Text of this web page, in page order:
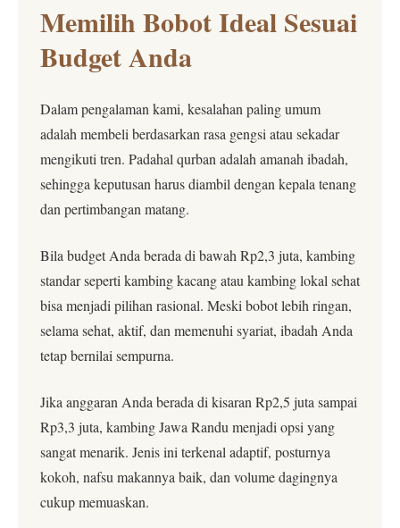
Memilih Bobot Ideal Sesuai
Budget Anda
Dalam pengalaman kami, kesalahan paling umum
adalah membeli berdasarkan rasa gengsi atau sekadar
mengikuti tren. Padahal qurban adalah amanah ibadah,
sehingga keputusan harus diambil dengan kepala tenang
dan pertimbangan matang.
Bila budget Anda berada di bawah Rp2,3 juta, kambing
standar seperti kambing kacang atau kambing lokal sehat
bisa menjadi pilihan rasional. Meski bobot lebih ringan,
selama sehat, aktif, dan memenuhi syariat, ibadah Anda
tetap bernilai sempurna.
Jika anggaran Anda berada di kisaran Rp2,5 juta sampai
Rp3,3 juta, kambing Jawa Randu menjadi opsi yang
sangat menarik. Jenis ini terkenal adaptif, posturnya
kokoh, nafsu makannya baik, dan volume dagingnya
cukup memuaskan.